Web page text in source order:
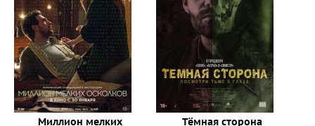
Миллион мелких Тёмная сторона